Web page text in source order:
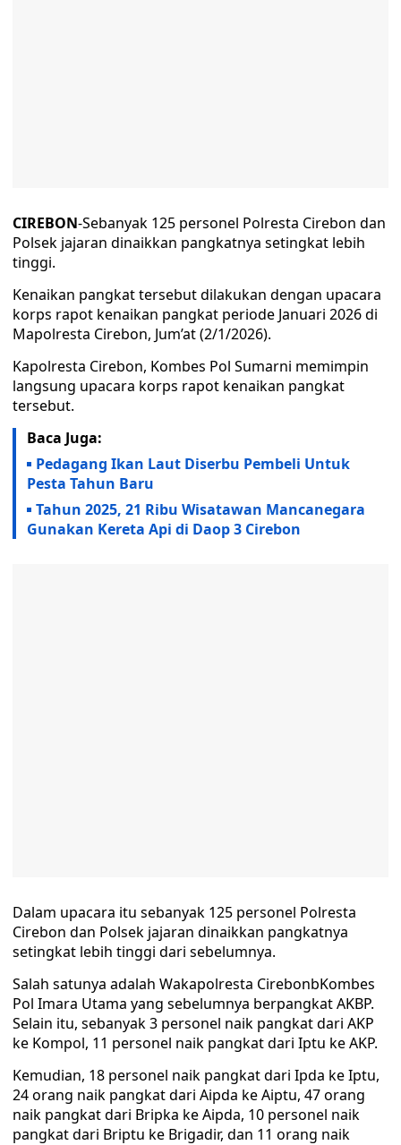
CIREBON-Sebanyak 125 personel Polresta Cirebon dan
Polsek jajaran dinaikkan pangkatnya setingkat lebih
tinggi.
Kenaikan pangkat tersebut dilakukan dengan upacara
korps rapot kenaikan pangkat periode Januari 2026 di
Mapolresta Cirebon, Jum’at (2/1/2026).
Kapolresta Cirebon, Kombes Pol Sumarni memimpin
langsung upacara korps rapot kenaikan pangkat
tersebut.
Baca Juga:
Pedagang Ikan Laut Diserbu Pembeli Untuk
Pesta Tahun Baru
Tahun 2025, 21 Ribu Wisatawan Mancanegara
Gunakan Kereta Api di Daop 3 Cirebon
Dalam upacara itu sebanyak 125 personel Polresta
Cirebon dan Polsek jajaran dinaikkan pangkatnya
setingkat lebih tinggi dari sebelumnya.
Salah satunya adalah Wakapolresta CirebonbKombes
Pol Imara Utama yang sebelumnya berpangkat AKBP.
Selain itu, sebanyak 3 personel naik pangkat dari AKP
ke Kompol, 11 personel naik pangkat dari Iptu ke AKP.
Kemudian, 18 personel naik pangkat dari Ipda ke Iptu,
24 orang naik pangkat dari Aipda ke Aiptu, 47 orang
naik pangkat dari Bripka ke Aipda, 10 personel naik
pangkat dari Briptu ke Brigadir, dan 11 orang naik